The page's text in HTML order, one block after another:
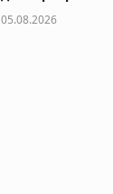
05.08.2026